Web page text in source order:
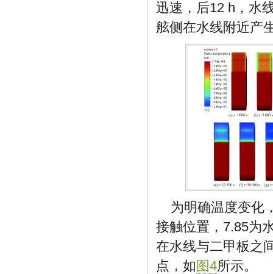
迅速，后12 h，水
舷侧在水线附近产
为明确温度变化
接触位置，7.85为
在水线与二甲板之
点，如 图4所示。